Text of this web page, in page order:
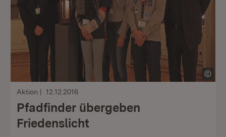
Aktion 12.12.2016
Pfadfinder übergeben
Friedenslicht